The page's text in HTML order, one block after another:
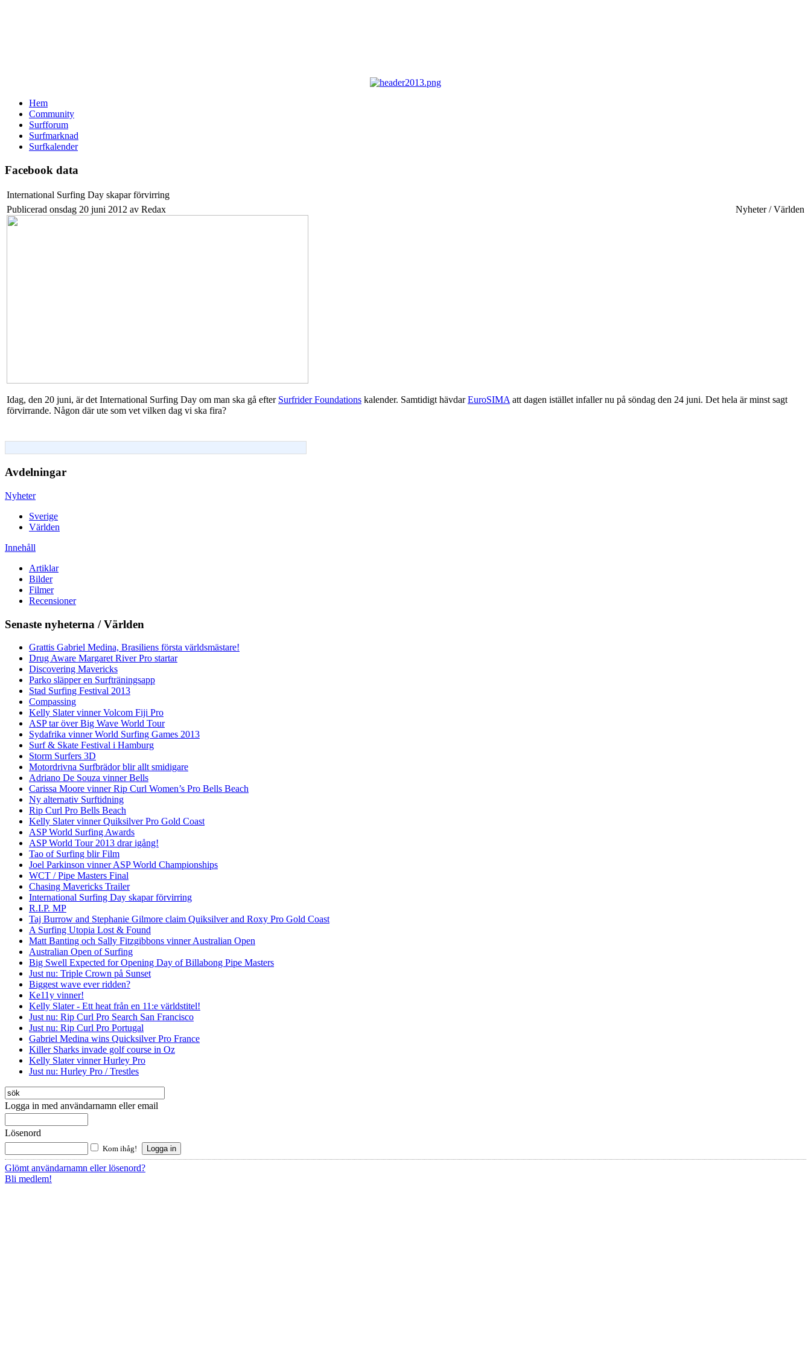
Hem
Community
Surfforum
Surfmarknad
Surfkalender
Facebook data
International Surfing Day skapar förvirring
Publicerad onsdag 20 juni 2012 av Redax
Nyheter / Världen
Idag, den 20 juni, är det International Surfing Day om man ska gå efter Surfrider Foundations kalender. Samtidigt hävdarEuroSIMAatt dagen istället infaller nu på söndag den 24 juni. Det hela är minst sagt
förvirrande. Någon där ute som vet vilken dag vi ska fira?
Avdelningar
Nyheter
Sverige
Världen
Innehåll
Artiklar
Bilder
Filmer
Recensioner
Senaste nyheterna / Världen
Grattis Gabriel Medina, Brasiliens första världsmästare!
Drug Aware Margaret River Pro startar
Discovering Mavericks
Parko släpper en Surfträningsapp
Stad Surfing Festival 2013
Compassing
Kelly Slater vinner Volcom Fiji Pro
ASP tar över Big Wave World Tour
Sydafrika vinner World Surfing Games 2013
Surf & Skate Festival i Hamburg
Storm Surfers 3D
Motordrivna Surfbrädor blir allt smidigare
Adriano De Souza vinner Bells
Carissa Moore vinner Rip Curl Women’s Pro Bells Beach
Ny alternativ Surftidning
Rip Curl Pro Bells Beach
Kelly Slater vinner Quiksilver Pro Gold Coast
ASP World Surfing Awards
ASP World Tour 2013 drar igång!
Tao of Surfing blir Film
Joel Parkinson vinner ASP World Championships
WCT / Pipe Masters Final
Chasing Mavericks Trailer
International Surfing Day skapar förvirring
R.I.P. MP
Taj Burrow and Stephanie Gilmore claim Quiksilver and Roxy Pro Gold Coast
A Surfing Utopia Lost & Found
Matt Banting och Sally Fitzgibbons vinner Australian Open
Australian Open of Surfing
Big Swell Expected for Opening Day of Billabong Pipe Masters
Just nu: Triple Crown på Sunset
Biggest wave ever ridden?
Ke11y vinner!
Kelly Slater - Ett heat från en 11:e världstitel!
Just nu: Rip Curl Pro Search San Francisco
Just nu: Rip Curl Pro Portugal
Gabriel Medina wins Quicksilver Pro France
Killer Sharks invade golf course in Oz
Kelly Slater vinner Hurley Pro
Just nu: Hurley Pro / Trestles
Logga in med användarnamn eller email
Lösenord
Kom ihåg!
Glömt användarnamn eller lösenord?
Bli medlem!